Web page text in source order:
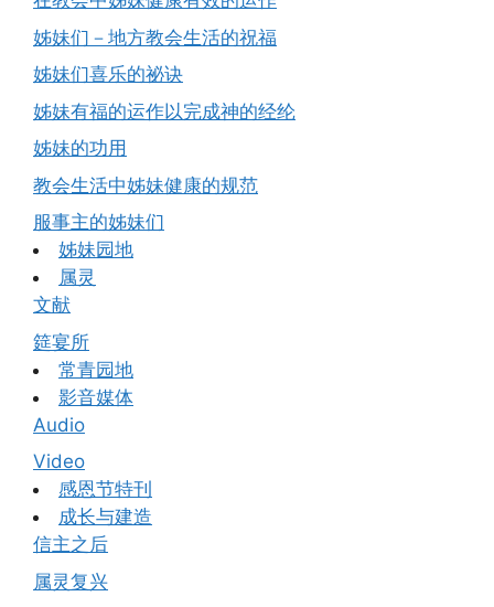
姊妹们－地方教会生活的祝福
姊妹们喜乐的祕诀
姊妹有福的运作以完成神的经纶
姊妹的功用
教会生活中姊妹健康的规范
服事主的姊妹们
姊妹园地
属灵
文献
筵宴所
常青园地
影音媒体
Audio
Video
感恩节特刊
成长与建造
信主之后
属灵复兴